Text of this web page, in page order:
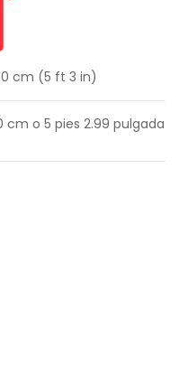
cm (5 ft 3 in)
cm o 5 pies 2.99 pulgada